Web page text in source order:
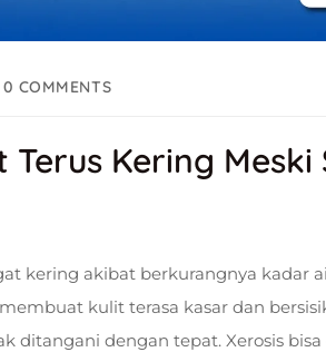
0 COMMENTS
Terus Kering Meski
kering akibat berkurangnya kadar
kulit terasa kasar dan
ditangani dengan tepat. Xerosis